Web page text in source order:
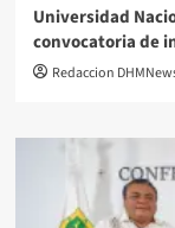
Universidad
convocatoria de
Redaccion